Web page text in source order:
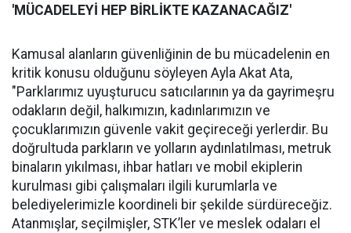
'MÜCADELEYİ HEP BİRLİKTE KAZANACAĞIZ'
Kamusal alanların güvenliğinin de bu mücadelenin en
kritik konusu olduğunu söyleyen Ayla Akat Ata,
"Parklarımız uyuşturucu satıcılarının ya da gayrimeşru
odakların değil, halkımızın, kadınlarımızın ve
çocuklarımızın güvenle vakit geçireceği yerlerdir. Bu
doğrultuda parkların ve yolların aydınlatılması, metruk
binaların yıkılması, ihbar hatları ve mobil ekiplerin
kurulması gibi çalışmaları ilgili kurumlarla ve
belediyelerimizle koordineli bir şekilde sürdüreceğiz.
Atanmışlar, seçilmişler, STK’ler ve meslek odaları el